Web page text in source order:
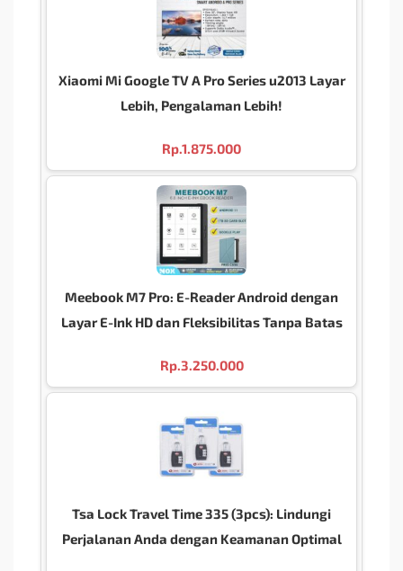
Xiaomi Mi Google TV A Pro Series u2013 Layar
Lebih, Pengalaman Lebih!
Rp.1.875.000
Meebook M7 Pro: E-Reader Android dengan
Layar E-Ink HD dan Fleksibilitas Tanpa Batas
Rp.3.250.000
Tsa Lock Travel Time 335 (3pcs): Lindungi
Perjalanan Anda dengan Keamanan Optimal